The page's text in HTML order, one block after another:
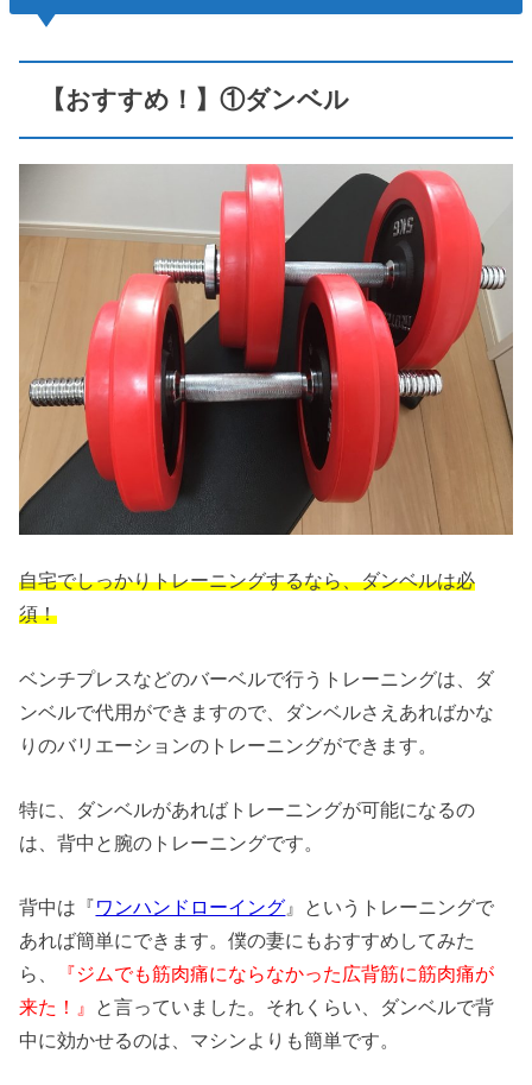
【おすすめ！】①ダンベル
自宅でしっかりトレーニングするなら、ダンベルは必
須！
ベンチプレスなどのバーベルで行うトレーニングは、ダ
ンベルで代用ができますので、ダンベルさえあればかな
りのバリエーションのトレーニングができます。
特に、ダンベルがあればトレーニングが可能になるの
は、背中と腕のトレーニングです。
背中は『ワンハンドローイング 』というトレーニングで
あれば簡単にできます。僕の妻にもおすすめしてみた
ら、
『ジムでも筋肉痛にならなかった広背筋に筋肉痛が
来た！』 と言っていました。それくらい、ダンベルで背
中に効かせるのは、マシンよりも簡単です。